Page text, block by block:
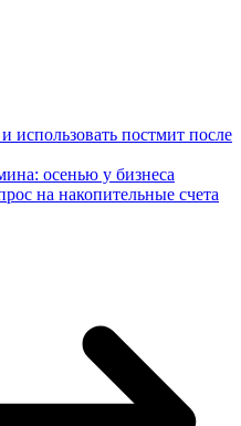
использовать постмит после
осенью у бизнеса
на накопительные счета